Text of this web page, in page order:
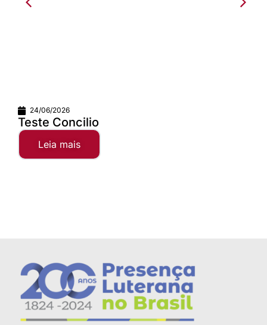
24/06/2026
Teste Concilio
Leia mais